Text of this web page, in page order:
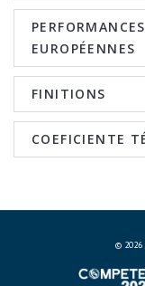
EUROPÉENNES
FINITIONS
COEFICIENTE
© 2026